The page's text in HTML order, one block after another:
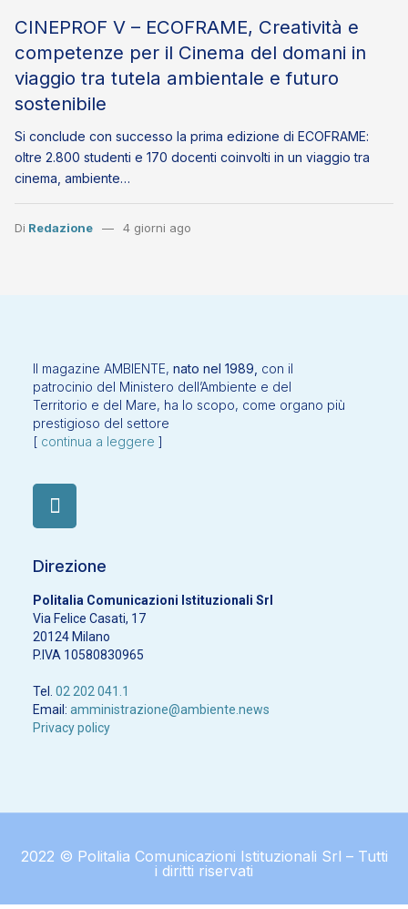
CINEPROF V – ECOFRAME, Creatività e
competenze per il Cinema del domani in
viaggio tra tutela ambientale e futuro
sostenibile
Si conclude con successo la prima edizione di ECOFRAME:
oltre 2.800 studenti e 170 docenti coinvolti in un viaggio tra
cinema, ambiente…
Di Redazione 4 giorni ago
Il magazine AMBIENTE, nato nel 1989, con il
patrocinio del Ministero dell’Ambiente e del
Territorio e del Mare, ha lo scopo, come organo più
prestigioso del settore
[ continua a leggere ]
Direzione
Politalia Comunicazioni Istituzionali Srl
Via Felice Casati, 17
20124 Milano
P.IVA 10580830965
Tel. 02 202 041.1
Email: amministrazione@ambiente.news
Privacy policy
2022 © Politalia Comunicazioni Istituzionali Srl – Tutti
i diritti riservati